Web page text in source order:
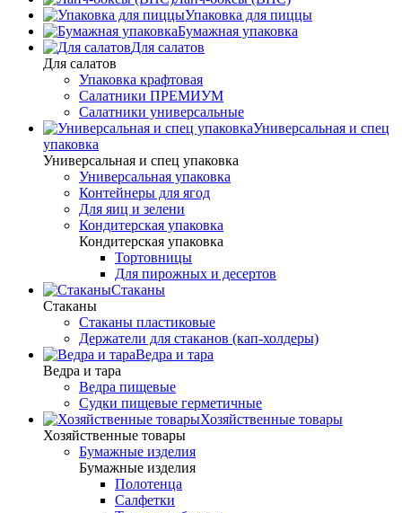
Упаковка для пиццы
Бумажная упаковка
Для салатов
Для салатов
Упаковка крафтовая
Салатники ПРЕМИУМ
Салатники универсальные
Универсальная и спец
упаковка
Универсальная и спец упаковка
Универсальная упаковка
Контейнеры для ягод
Для яиц и зелени
Кондитерская упаковка
Кондитерская упаковка
Тортовницы
Для пирожных и десертов
Стаканы
Стаканы
Стаканы пластиковые
Держатели для стаканов (кап-холдеры)
Ведра и тара
Ведра и тара
Ведра пищевые
Судки пищевые герметичные
Хозяйственные товары
Хозяйственные товары
Бумажные изделия
Бумажные изделия
Полотенца
Салфетки